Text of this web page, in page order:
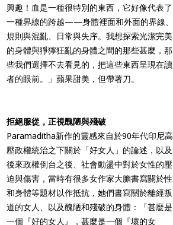
興趣！血是一種很特別的東西，它好像代表了
一種界線的跨越——身體裡面和外面的界線、
規則與混亂、日常與失序。我想探索光潔完美
的身體與猙獰狂亂的身體之間的那些甚麼，那
些我們選擇不去看見的，把這些東西呈現在讀
者的眼前。」蘋果甜美，但帶著刀。
拒絕服從，正視醜陋與殘破
Paramaditha新作的靈感來自於90年代印尼高
壓政權統治之下關於「好女人」的論述，以及
後來政權倒台之後、社會動盪中對於女性的壓
迫與傷害，當時有很多女作家大膽書寫關於性
和身體等題材以作抵抗，她們書寫關於離經叛
道的女人、以及醜陋和殘破的身體：「甚麼是
一個『好的女人』，甚麼是一個『壞的女